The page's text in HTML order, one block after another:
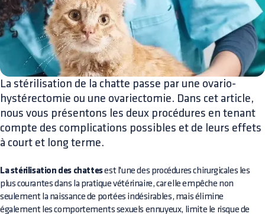
La stérilisation de la chatte passe par une ovario-
hystérectomie ou une ovariectomie. Dans cet article,
nous vous présentons les deux procédures en tenant
compte des complications possibles et de leurs effets
à court et long terme.
La stérilisation des chattesest l'une des procédures chirurgicales les
plus courantes dans la pratique vétérinaire, car elle empêche non
seulement la naissance de portées indésirables, mais élimine
également les comportements sexuels ennuyeux, limite le risque de